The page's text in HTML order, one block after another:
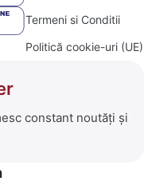
Termeni si Conditii
Politică cookie-uri (UE)
constant noutăți și